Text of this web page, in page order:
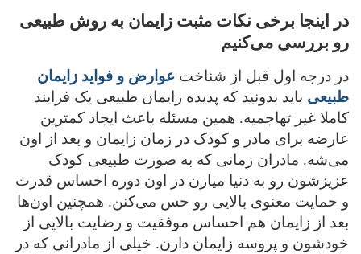
در اینجا برخی نکات مثبت زایمان به روش طبیعی
رو بررسی می‌کنیم
در درجه اول قبل از شناخت عوارض و فواید زایمان
طبیعی باید بدونید که پدیده زایمان طبیعی یک فرایند
کاملا غیر تهاجمیه. همین مسئله باعث ایجاد کمترین
عارضه برای مادر و کودک در زمان زایمان و بعد از اون
می‌شه. مادران زمانی که به صورت طبیعی کودک
عزیزشون رو به دنیا میارن در اون دوره احساس قدرت
و حمایت معنوی بالایی رو حس می‌کنن. همچنین اون‌ها
بعد از زایمان هم احساس موفقیت و رضایت بالایی از
خودشون و پروسه زایمان دارن. خیلی از مادرانی که در